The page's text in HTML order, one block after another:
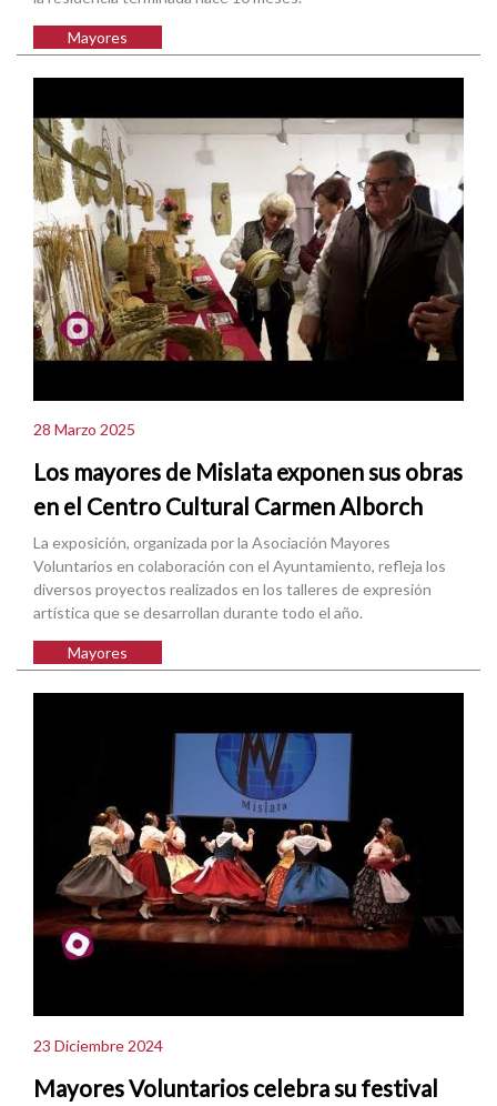
Mayores
28 Marzo 2025
Los mayores de Mislata exponen sus obras
en el Centro Cultural Carmen Alborch
La exposición, organizada por la Asociación Mayores
Voluntarios en colaboración con el Ayuntamiento, refleja los
diversos proyectos realizados en los talleres de expresión
artística que se desarrollan durante todo el año.
Mayores
23 Diciembre 2024
Mayores Voluntarios celebra su festival